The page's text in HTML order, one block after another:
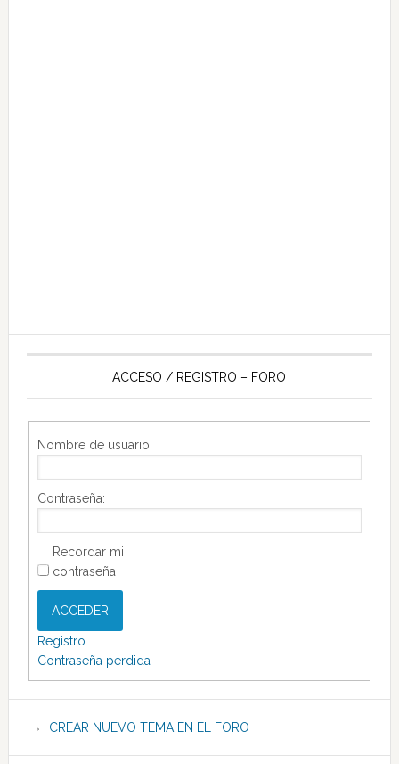
ACCESO / REGISTRO – FORO
Nombre de usuario:
Contraseña:
Recordar mi
contraseña
ACCEDER
Registro
Contraseña perdida
CREAR NUEVO TEMA EN EL FORO